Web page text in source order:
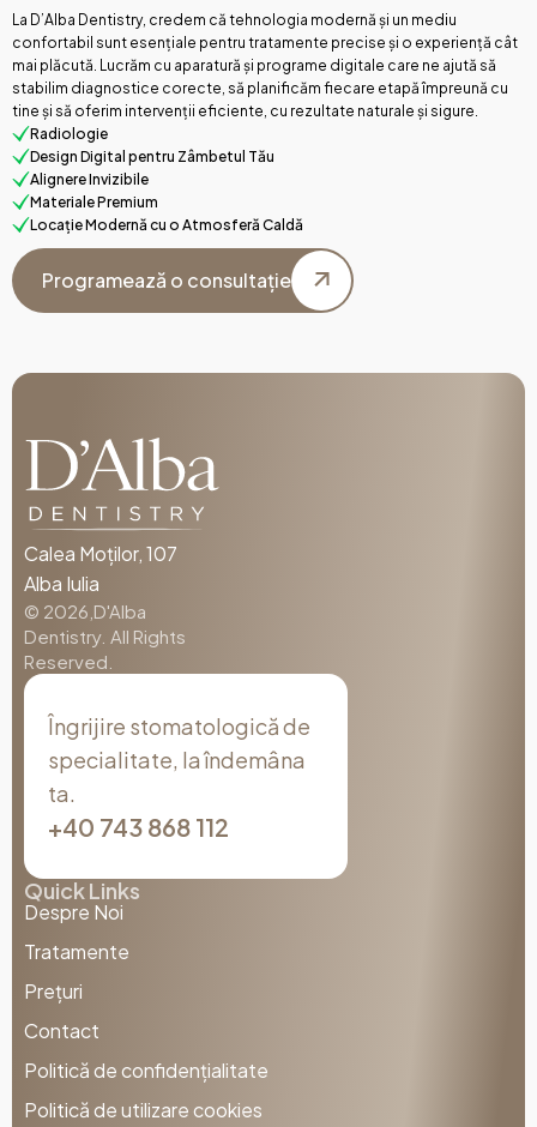
La D’Alba Dentistry, credem că tehnologia modernă și un mediu
confortabil sunt esențiale pentru tratamente precise și o experiență cât
mai plăcută. Lucrăm cu aparatură și programe digitale care ne ajută să
stabilim diagnostice corecte, să planificăm fiecare etapă împreună cu
tine și să oferim intervenții eficiente, cu rezultate naturale și sigure.
Radiologie
Design Digital pentru Zâmbetul Tău
Alignere Invizibile
Materiale Premium
Locație Modernă cu o Atmosferă Caldă
Programează o consultație
Programează o consultație
Calea Moților, 107
Alba Iulia
© 2026,D'Alba
Dentistry. All Rights
Reserved.
Îngrijire stomatologică de
specialitate, la îndemâna
ta.
+40 743 868 112
Quick Links
Despre Noi
Contact
Tratamente
Politică de utilizare cookies
Prețuri
Politică de confidențialitate